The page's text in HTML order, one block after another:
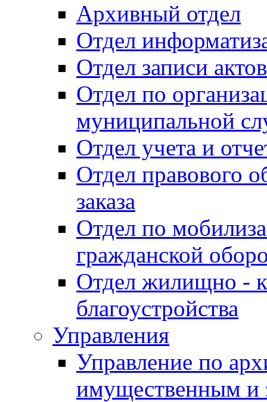
Архивный отдел
Отдел
Отдел записи
Отдел по
муниципальной
Отдел учета и
Отдел правового
заказа
Отдел по
гражданской
Отдел жилищно -
благоустройства
Управления
Управление по
имущественным и